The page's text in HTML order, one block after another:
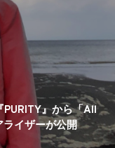
PURITY』から「All
イザーが公開